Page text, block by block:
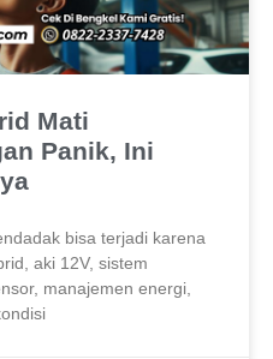
Mati
Panik, Ini
bisa terjadi karena
aki 12V, sistem
manajemen energi,